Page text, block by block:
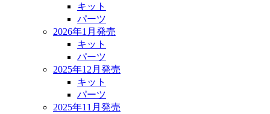
キット
パーツ
2026年1月発売
キット
パーツ
2025年12月発売
キット
パーツ
2025年11月発売